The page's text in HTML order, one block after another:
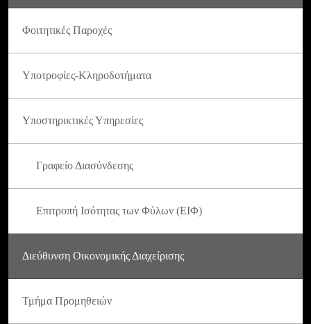
Φοιτητικές Παροχές
Υποτροφίες-Κληροδοτήματα
Υποστηρικτικές Υπηρεσίες
Γραφείο Διασύνδεσης
Επιτροπή Ισότητας των Φύλων (ΕΙΦ)
Διεύθυνση Οικονομικής Διαχείρισης
Τμήμα Προμηθειών